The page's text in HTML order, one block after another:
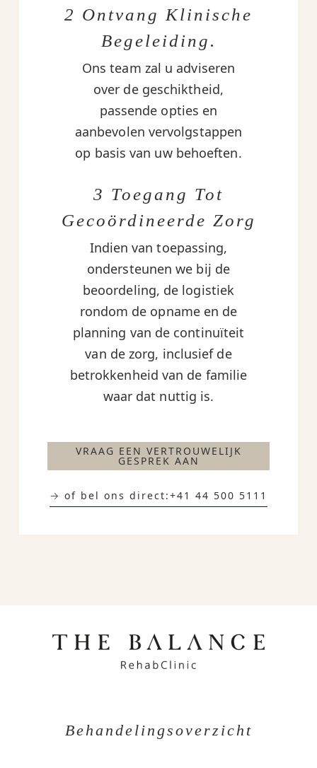
2 Ontvang Klinische
Begeleiding.
Ons team zal u adviseren
over de geschiktheid,
passende opties en
aanbevolen vervolgstappen
op basis van uw behoeften.
3 Toegang Tot
Gecoördineerde Zorg
Indien van toepassing,
ondersteunen we bij de
beoordeling, de logistiek
rondom de opname en de
planning van de continuïteit
van de zorg, inclusief de
betrokkenheid van de familie
waar dat nuttig is.
VRAAG EEN VERTROUWELIJK
GESPREK AAN
→ of bel ons direct:+41 44 500 5111
Behandelingsoverzicht